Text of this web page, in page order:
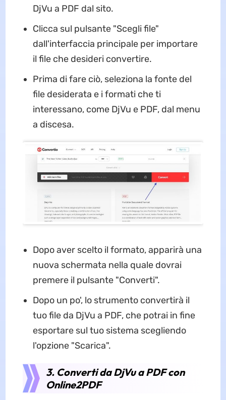
DjVu a PDF dal sito.
Clicca sul pulsante "Scegli file"
dall'interfaccia principale per importare
il file che desideri convertire.
Prima di fare ciò, seleziona la fonte del
file desiderata e i formati che ti
interessano, come DjVu e PDF, dal menu
a discesa.
Dopo aver scelto il formato, apparirà una
nuova schermata nella quale dovrai
premere il pulsante "Converti".
Dopo un po', lo strumento convertirà il
tuo file da DjVu a PDF, che potrai in fine
esportare sul tuo sistema scegliendo
l'opzione "Scarica".
3. Converti da DjVu a PDF con
Online2PDF